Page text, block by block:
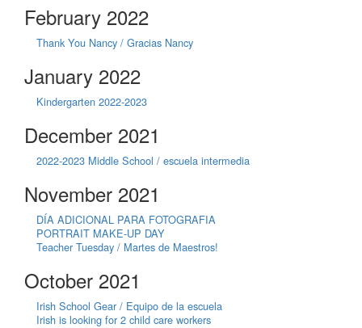
February 2022
Thank You Nancy / Gracias Nancy
January 2022
Kindergarten 2022-2023
December 2021
2022-2023 Middle School / escuela intermedia
November 2021
DÍA ADICIONAL PARA FOTOGRAFIA
PORTRAIT MAKE-UP DAY
Teacher Tuesday / Martes de Maestros!
October 2021
Irish School Gear / Equipo de la escuela
Irish is looking for 2 child care workers